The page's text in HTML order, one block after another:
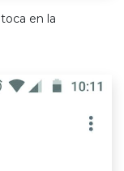
toca en la